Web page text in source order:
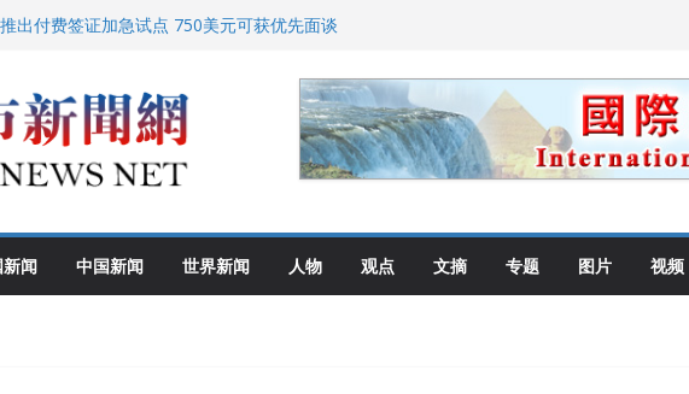
出付费签证加急试点 750美元可获优先面谈
合纽约警方突袭多名警界高层住所 涉纽约警察局腐败刑事
驻美国大使谢锋邀请美国老教师罗纳德·萨科尔斯基再次访华
闻 中国新闻 世界新闻 人物 观点 文摘 专题 图片 视频